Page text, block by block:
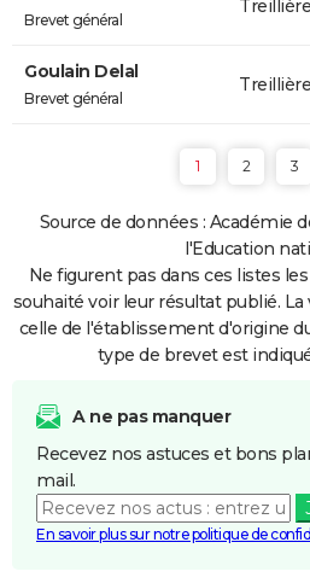
Brevet général
Goulain Delal
Brevet général
1 2 3
Source de données : Académie
l'Education
Ne figurent pas dans ces listes
souhaité voir leur résultat publié.
celle de l'établissement d'origine
type de brevet est
A ne pas manquer
Recevez nos astuces et bons
mail.
En savoir plus sur notre politique de